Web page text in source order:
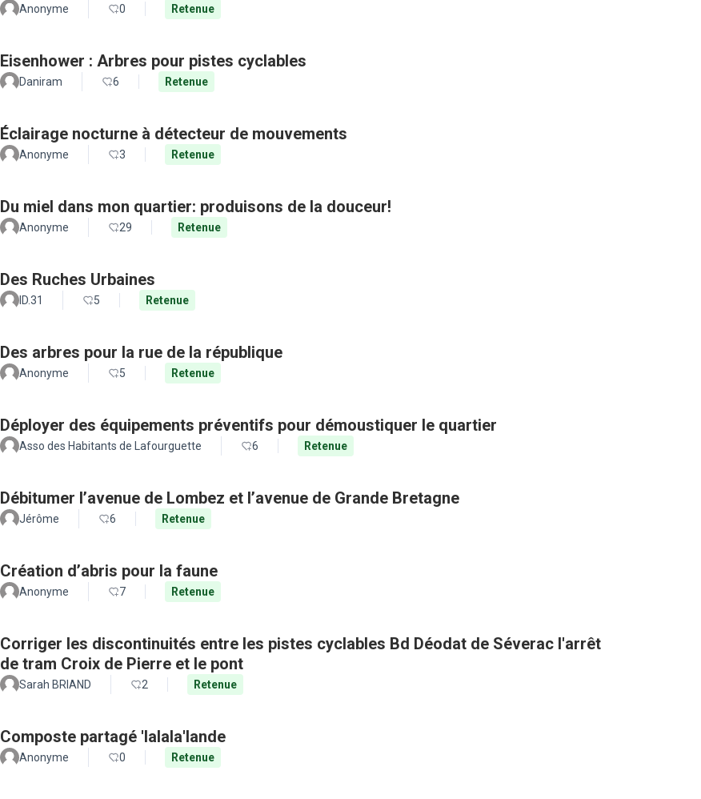
Anonyme 0 Retenue
Eisenhower : Arbres pour pistes cyclables
Daniram 6 Retenue
Éclairage nocturne à détecteur de mouvements
Anonyme 3 Retenue
Du miel dans mon quartier: produisons de la douceur!
Anonyme 29 Retenue
Des Ruches Urbaines
ID.31 5 Retenue
Des arbres pour la rue de la république
Anonyme 5 Retenue
Déployer des équipements préventifs pour démoustiquer le quartier
Asso des Habitants de Lafourguette 6 Retenue
Débitumer l’avenue de Lombez et l’avenue de Grande Bretagne
Jérôme 6 Retenue
Création d’abris pour la faune
Anonyme 7 Retenue
Corriger les discontinuités entre les pistes cyclables Bd Déodat de Séverac l'arrêt
de tram Croix de Pierre et le pont
Sarah BRIAND 2 Retenue
Composte partagé 'lalala'lande
Anonyme 0 Retenue